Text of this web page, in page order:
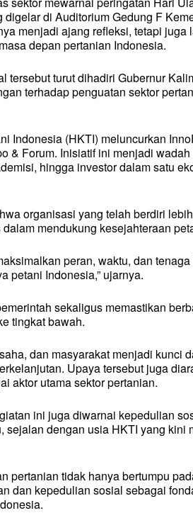
di Auditorium Gedung F
menjadi ajang refleksi, tetapi juga
depan pertanian Indonesia.
turut dihadiri Gubernur
terhadap penguatan sektor
Indonesia (HKTI) meluncurkan
& Forum. Inisiatif ini menjadi
hingga investor dalam satu
organisasi yang telah berdiri
mendukung kesejahteraan
peran, waktu, dan
petani Indonesia,” ujarnya.
sekaligus memastikan
tingkat bawah.
dan masyarakat menjadi kunci
Upaya tersebut juga
aktor utama sektor pertanian.
ini juga diwarnai kepedulian
dengan usia HKTI yang kini
pertanian tidak hanya bertumpu
dan kepedulian sosial sebagai